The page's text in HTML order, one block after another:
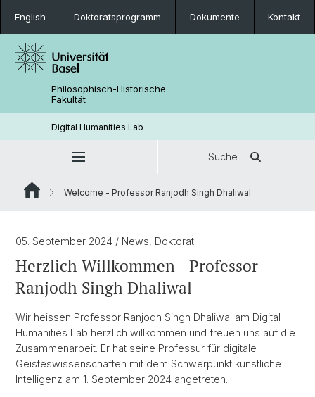
English Doktoratsprogramm Dokumente Kontakt
Philosophisch-Historische
Fakultät
Digital Humanities Lab
Suche
Welcome - Professor Ranjodh Singh Dhaliwal
05. September 2024 / News, Doktorat
Herzlich Willkommen - Professor
Ranjodh Singh Dhaliwal
Wir heissen Professor Ranjodh Singh Dhaliwal am Digital
Humanities Lab herzlich willkommen und freuen uns auf die
Zusammenarbeit. Er hat seine Professur für digitale
Geisteswissenschaften mit dem Schwerpunkt künstliche
Intelligenz am 1. September 2024 angetreten.